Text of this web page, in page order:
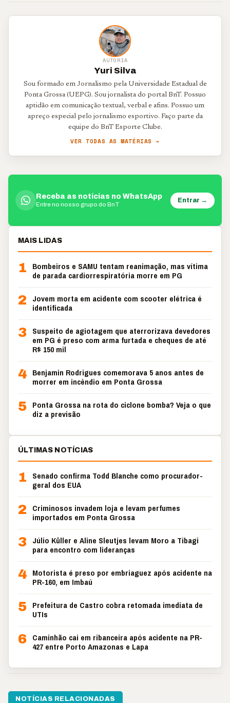
AUTORIA
Yuri Silva
Sou formado em Jornalismo pela Universidade Estadual de
Ponta Grossa (UEPG). Sou jornalista do portal BnT. Possuo
aptidão em comunicação textual, verbal e afins. Possuo um
apreço especial pelo jornalismo esportivo. Faço parte da
equipe do BnT Esporte Clube.
VER TODAS AS MATÉRIAS →
Receba as notícias no WhatsApp
Entre no nosso grupo do BnT
Entrar →
MAIS LIDAS
1
Bombeiros e SAMU tentam reanimação, mas vítima
de parada cardiorrespiratória morre em PG
2
Jovem morta em acidente com scooter elétrica é
identificada
3 Suspeito de agiotagem que aterrorizava devedores
em PG é preso com arma furtada e cheques de até
R$ 150 mil
4 Benjamin Rodrigues comemorava 5 anos antes de
morrer em incêndio em Ponta Grossa
5 Ponta Grossa na rota do ciclone bomba? Veja o que
diz a previsão
ÚLTIMAS NOTÍCIAS
1
Senado confirma Todd Blanche como procurador-
geral dos EUA
2
Criminosos invadem loja e levam perfumes
importados em Ponta Grossa
3 Júlio Küller e Aline Sleutjes levam Moro a Tibagi
para encontro com lideranças
4 Motorista é preso por embriaguez após acidente na
PR-160, em Imbaú
5 Prefeitura de Castro cobra retomada imediata de
UTIs
6 Caminhão cai em ribanceira após acidente na PR-
427 entre Porto Amazonas e Lapa
NOTÍCIAS RELACIONADAS